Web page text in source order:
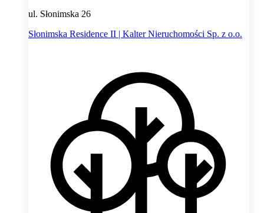
ul. Słonimska 26
Słonimska Residence II | Kalter Nieruchomości Sp. z o.o.